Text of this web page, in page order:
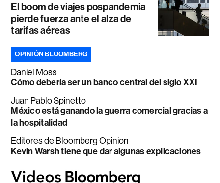
El boom de viajes pospandemia
pierde fuerza ante el alza de
tarifas aéreas
OPINIÓN BLOOMBERG
Daniel Moss
Cómo debería ser un banco central del siglo XXI
Juan Pablo Spinetto
México está ganando la guerra comercial gracias a
la hospitalidad
Editores de Bloomberg Opinion
Kevin Warsh tiene que dar algunas explicaciones